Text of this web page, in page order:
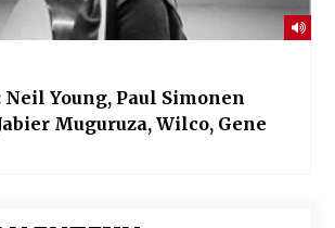
Neil Young, Paul Simonen
Muguruza, Wilco, Gene